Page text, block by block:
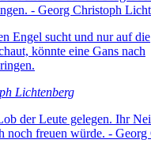
Engel sucht und nur auf die
könnte eine Gans nach
Lichtenberg